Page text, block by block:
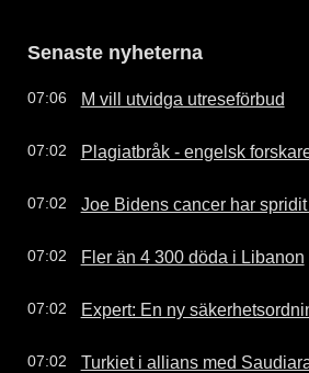
Senaste nyheterna
07:06 M vill utvidga utreseförbud
07:02 Plagiatbråk - engelsk
07:02 Joe Bidens cancer har
07:02 Fler än 4 300 döda i Libanon
07:02 Expert: En ny
07:02 Turkiet i allians med